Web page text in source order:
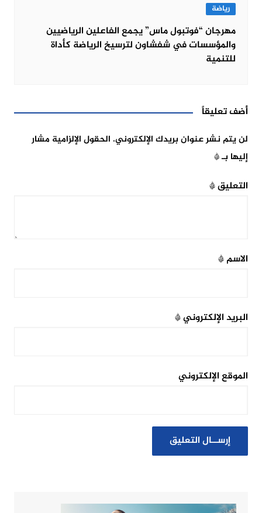
رياضة
مهرجان “فوتبول ماس” يجمع الفاعلين الرياضيين
والمؤسسات في شفشاون لترسيخ الرياضة كأداة
للتنمية
أضف تعليقاً
لن يتم نشر عنوان بريدك الإلكتروني. الحقول الإلزامية مشار
إليها بـ*
التعليق*
الاسم*
البريد الإلكتروني*
الموقع الإلكتروني